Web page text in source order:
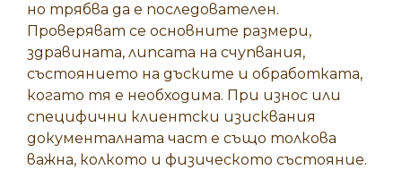
но трябва да е последователен.
Проверяват се основните размери,
здравината, липсата на счупвания,
състоянието на дъските и обработката,
когато тя е необходима. При износ или
специфични клиентски изисквания
документалната част е също толкова
важна, колкото и физическото състояние.